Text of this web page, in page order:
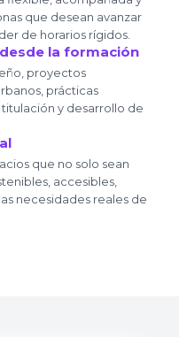
que desean avanzar
de horarios rígidos.
la formación
proyectos
prácticas
y desarrollo de
que no solo sean
accesibles,
necesidades reales de